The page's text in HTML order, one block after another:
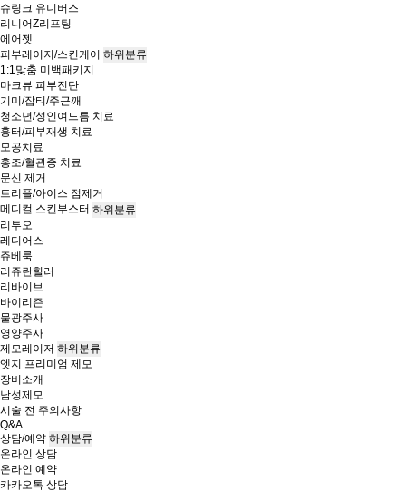
슈링크 유니버스
리니어Z리프팅
에어젯
피부레이저/스킨케어 하위분류
1:1맞춤 미백패키지
마크뷰 피부진단
기미/잡티/주근깨
청소년/성인여드름 치료
흉터/피부재생 치료
모공치료
홍조/혈관종 치료
문신 제거
트리플/아이스 점제거
메디컬 스킨부스터 하위분류
리투오
레디어스
쥬베룩
리쥬란힐러
리바이브
바이리즌
물광주사
영양주사
제모레이저 하위분류
엣지 프리미엄 제모
장비소개
남성제모
시술 전 주의사항
Q&A
상담/예약 하위분류
온라인 상담
온라인 예약
카카오톡 상담